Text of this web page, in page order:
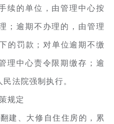
续的单位，由管理中心按
；逾期不办理的，由管理
的罚款；对单位逾期不缴
理中心责令限期缴存；逾
法院强制执行。
规定
建、大修自住住房的，累